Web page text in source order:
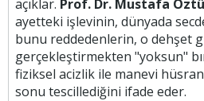
açıklar. Prof. Dr. Mustafa
ayetteki işlevinin, dünyada
bunu reddedenlerin, o dehşet
gerçekleştirmekten "yoksun"
fiziksel acizlik ile manevi
sonu tescillediğini ifade eder.